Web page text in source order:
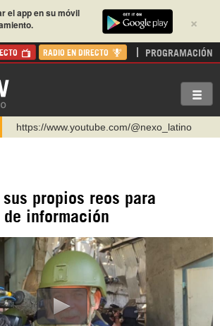
×
el app en su móvil
RADIO EN DIRECTO PROGRAMACIÓN
https://www.youtube.com/@nexo_latino
https://urmedium.com/c/hispantv
WhatsApp y Viber: +98 921 79 29 404
https://www.facebook.com/Nexolatino.Canal
sus propios reos para
de información